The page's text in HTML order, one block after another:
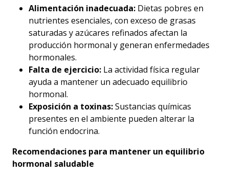
Alimentación inadecuada: Dietas pobres en
nutrientes esenciales, con exceso de grasas
saturadas y azúcares refinados afectan la
producción hormonal y generan enfermedades
hormonales.
Falta de ejercicio: La actividad física regular
ayuda a mantener un adecuado equilibrio
hormonal.
Exposición a toxinas:Sustancias químicas
presentes en el ambiente pueden alterar la
función endocrina.
Recomendaciones para mantener un equilibrio
hormonal saludable